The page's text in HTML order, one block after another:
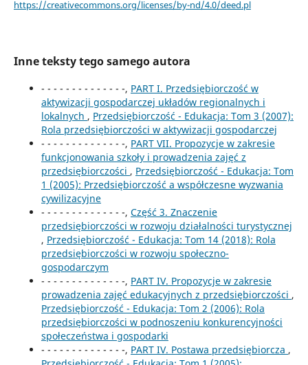
https://creativecommons.org/licenses/by-nd/4.0/deed.pl
Inne teksty tego samego autora
- - - - - - - - - - - - - -, PART I. Przedsiębiorczość w
aktywizacji gospodarczej układów regionalnych i
lokalnych , Przedsiębiorczość - Edukacja: Tom 3 (2007):
Rola przedsiębiorczości w aktywizacji gospodarczej
- - - - - - - - - - - - - -, PART VII. Propozycje w zakresie
funkcjonowania szkoły i prowadzenia zajęć z
przedsiębiorczości , Przedsiębiorczość - Edukacja: Tom
1 (2005): Przedsiębiorczość a współczesne wyzwania
cywilizacyjne
- - - - - - - - - - - - - -, Część 3. Znaczenie
przedsiębiorczości w rozwoju działalności turystycznej
, Przedsiębiorczość - Edukacja: Tom 14 (2018): Rola
przedsiębiorczości w rozwoju społeczno-
gospodarczym
- - - - - - - - - - - - - -, PART IV. Propozycje w zakresie
prowadzenia zajęć edukacyjnych z przedsiębiorczości ,
Przedsiębiorczość - Edukacja: Tom 2 (2006): Rola
przedsiębiorczości w podnoszeniu konkurencyjności
społeczeństwa i gospodarki
- - - - - - - - - - - - - -, PART IV. Postawa przedsiębiorcza ,